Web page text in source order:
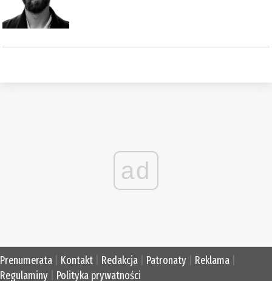
ad
Prenumerata Kontakt Redakcja Patronaty Reklama
Regulaminy
Polityka prywatności